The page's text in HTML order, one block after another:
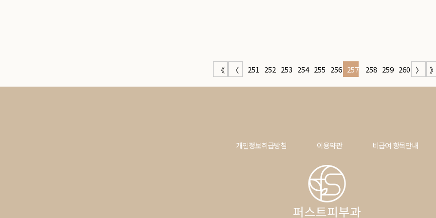
《 〈 251 252 253 254 255 256 257 258 259 260 〉
개인정보취급방침 이용약관 비급여 항목안내